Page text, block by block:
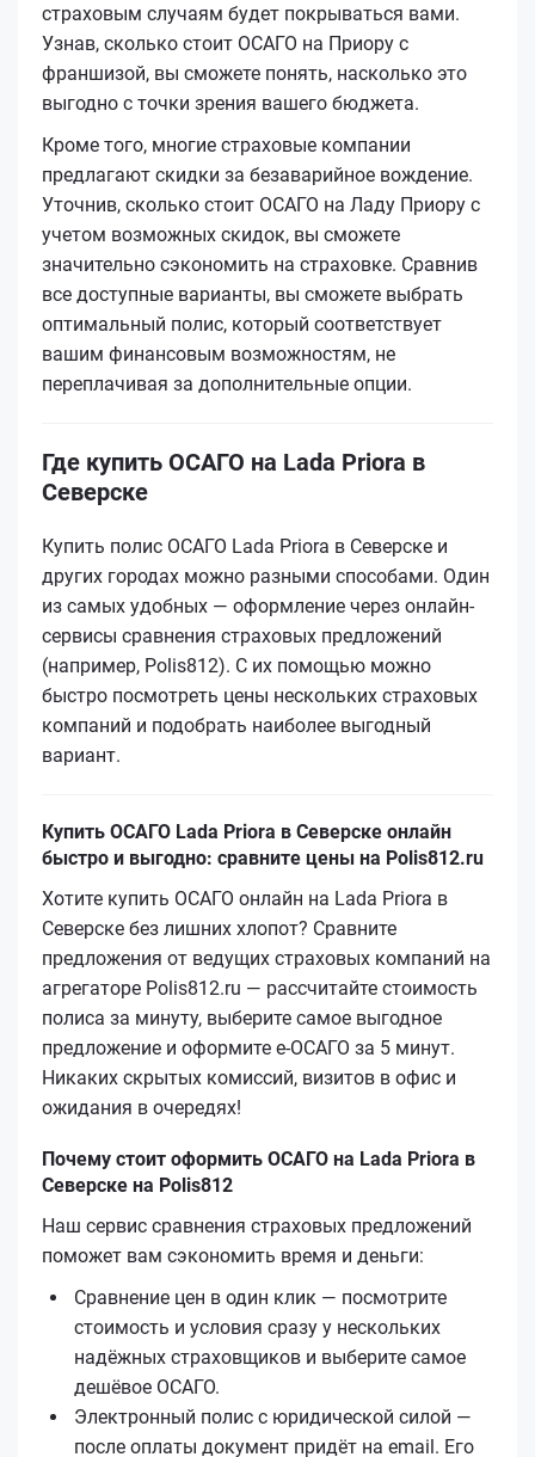
страховым случаям будет покрываться вами.
Узнав, сколько стоит ОСАГО на Приору с
франшизой, вы сможете понять, насколько это
выгодно с точки зрения вашего бюджета.
Кроме того, многие страховые компании
предлагают скидки за безаварийное вождение.
Уточнив, сколько стоит ОСАГО на Ладу Приору с
учетом возможных скидок, вы сможете
значительно сэкономить на страховке. Сравнив
все доступные варианты, вы сможете выбрать
оптимальный полис, который соответствует
вашим финансовым возможностям, не
переплачивая за дополнительные опции.
Где купить ОСАГО на Lada Priora в
Северске
Купить полис ОСАГО Lada Priora в Северске и
других городах можно разными способами. Один
из самых удобных — оформление через онлайн-
сервисы сравнения страховых предложений
(например, Polis812). С их помощью можно
быстро посмотреть цены нескольких страховых
компаний и подобрать наиболее выгодный
вариант.
Купить ОСАГО Lada Priora в Северске онлайн
быстро и выгодно: сравните цены на Polis812.ru
Хотите купить ОСАГО онлайн на Lada Priora в
Северске без лишних хлопот? Сравните
предложения от ведущих страховых компаний на
агрегаторе Polis812.ru — рассчитайте стоимость
полиса за минуту, выберите самое выгодное
предложение и оформите е‑ОСАГО за 5 минут.
Никаких скрытых комиссий, визитов в офис и
ожидания в очередях!
Почему стоит оформить ОСАГО на Lada Priora в
Северске на Polis812
Наш сервис сравнения страховых предложений
поможет вам сэкономить время и деньги:
Сравнение цен в один клик — посмотрите
стоимость и условия сразу у нескольких
надёжных страховщиков и выберите самое
дешёвое ОСАГО.
Электронный полис с юридической силой —
после оплаты документ придёт на email. Его